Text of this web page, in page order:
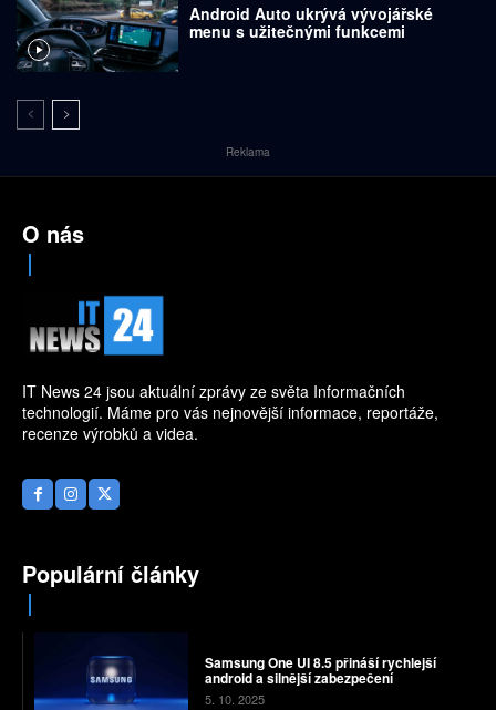
Android Auto ukrývá vývojářské
menu s užitečnými funkcemi
Reklama
O nás
IT News 24 jsou aktuální zprávy ze světa Informačních
technologií. Máme pro vás nejnovější informace, reportáže,
recenze výrobků a videa.
Populární články
Samsung One UI 8.5 přináší rychlejší
android a silnější zabezpečení
5. 10. 2025